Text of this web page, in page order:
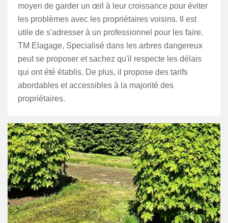
moyen de garder un œil à leur croissance pour éviter
les problèmes avec les propriétaires voisins. Il est
utile de s'adresser à un professionnel pour les faire.
TM Elagage, Specialisé dans les arbres dangereux
peut se proposer et sachez qu'il respecte les délais
qui ont été établis. De plus, il propose des tarifs
abordables et accessibles à la majorité des
propriétaires.